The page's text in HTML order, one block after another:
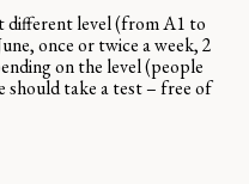
level (from A1 to
once or twice a week, 2
on the level (people
should take a test – free of